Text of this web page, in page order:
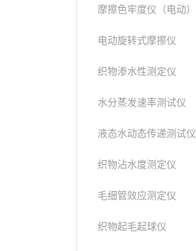
摩擦色牢度仪（电动）
电动旋转式摩擦仪
织物渗水性测定仪
水分蒸发速率测试仪
液态水动态传递测试仪
织物沾水度测定仪
毛细管效应测定仪
织物起毛起球仪